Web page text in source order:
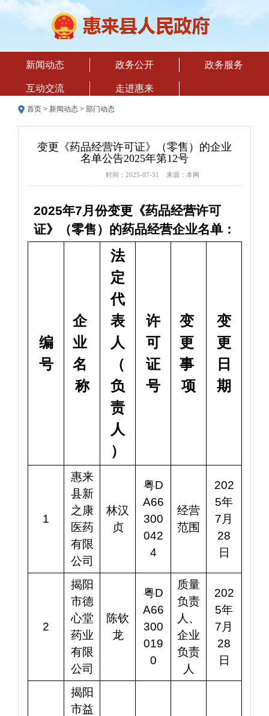
新闻动态 政务公开 政务服务
互动交流 走进惠来
首页 > 新闻动态 > 部门动态
变更《药品经营许可证》（零售）的企业
名单公告2025年第12号
时间：2025-07-31 来源：本网
2025年7月份变更《药品经营许可
证》（零售）的药品经营企业名单：
编
号
企
业
名
称
法
定
代
表
人
（
负
责
人
）
许
可
证
号
变
更
事
项
变
更
日
期
1
惠来
县新
之康
医药
有限
公司
林汉
贞
粤D
A66
300
042
4
经营
范围
202
5年
7月
28
日
2
揭阳
市德
心堂
药业
有限
公司
陈钦
龙
粤D
A66
300
019
0
质量
负责
人、
企业
负责
人
202
5年
7月
28
日
揭阳
市益